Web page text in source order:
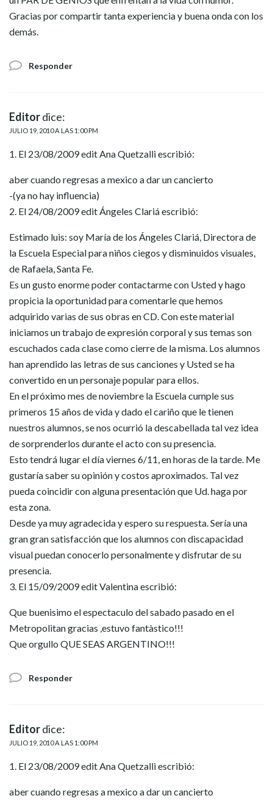
Gracias por compartir tanta experiencia y buena onda con los
demás.
Responder
Editordice:
JULIO 19, 2010 A LAS 1:00 PM
1. El 23/08/2009 edit Ana Quetzalli escribió:
aber cuando regresas a mexico a dar un cancierto
-(ya no hay influencia)
2. El 24/08/2009 edit Ángeles Clariá escribió:
Estimado luis: soy María de los Ángeles Clariá, Directora de
la Escuela Especial para niños ciegos y disminuidos visuales,
de Rafaela, Santa Fe.
Es un gusto enorme poder contactarme con Usted y hago
propicia la oportunidad para comentarle que hemos
adquirido varias de sus obras en CD. Con este material
iniciamos un trabajo de expresión corporal y sus temas son
escuchados cada clase como cierre de la misma. Los alumnos
han aprendido las letras de sus canciones y Usted se ha
convertido en un personaje popular para ellos.
En el próximo mes de noviembre la Escuela cumple sus
primeros 15 años de vida y dado el cariño que le tienen
nuestros alumnos, se nos ocurrió la descabellada tal vez idea
de sorprenderlos durante el acto con su presencia.
Esto tendrá lugar el día viernes 6/11, en horas de la tarde. Me
gustaría saber su opinión y costos aproximados. Tal vez
pueda coincidir con alguna presentación que Ud. haga por
esta zona.
Desde ya muy agradecida y espero su respuesta. Sería una
gran gran satisfacción que los alumnos con discapacidad
visual puedan conocerlo personalmente y disfrutar de su
presencia.
3. El 15/09/2009 edit Valentina escribió:
Que buenisimo el espectaculo del sabado pasado en el
Metropolitan gracias ,estuvo fantàstico!!!
Que orgullo QUE SEAS ARGENTINO!!!
Responder
Editordice:
JULIO 19, 2010 A LAS 1:00 PM
1. El 23/08/2009 edit Ana Quetzalli escribió:
aber cuando regresas a mexico a dar un cancierto